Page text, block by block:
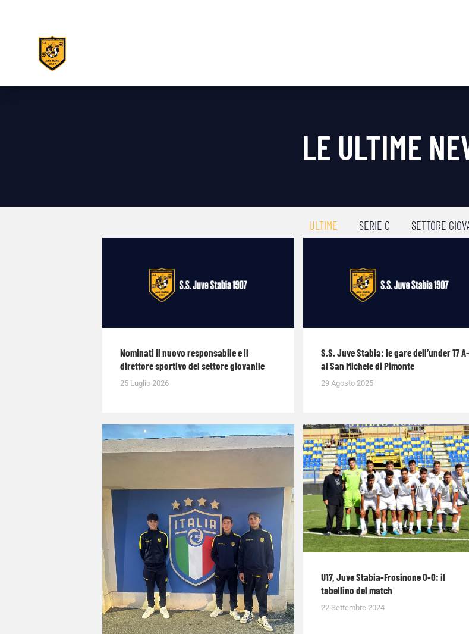
LE ULTIME
ULTIME SERIE C SETTORE
Nominati il nuovo responsabile e il
direttore sportivo del settore giovanile
25 Luglio 2026
S.S. Juve Stabia: le gare dell’under 17
al San Michele di Pimonte
29 Agosto 2025
U17, Juve Stabia-Frosinone 0-0: il
tabellino del match
22 Settembre 2024